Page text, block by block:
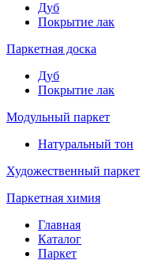
Дуб
Покрытие лак
Паркетная доска
Дуб
Покрытие лак
Модульный паркет
Натуральный тон
Художественный паркет
Паркетная химия
Главная
Каталог
Паркет